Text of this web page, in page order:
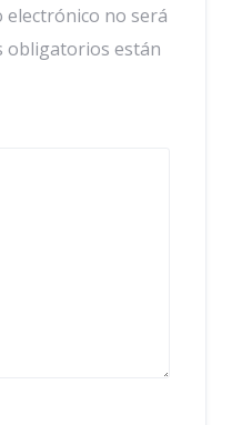
electrónico no será
obligatorios están